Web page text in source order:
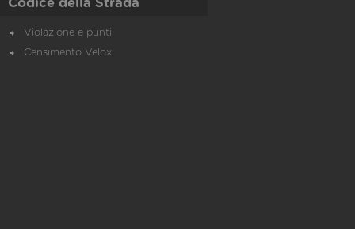
Codice della Strada
Violazione e punti
Censimento Velox